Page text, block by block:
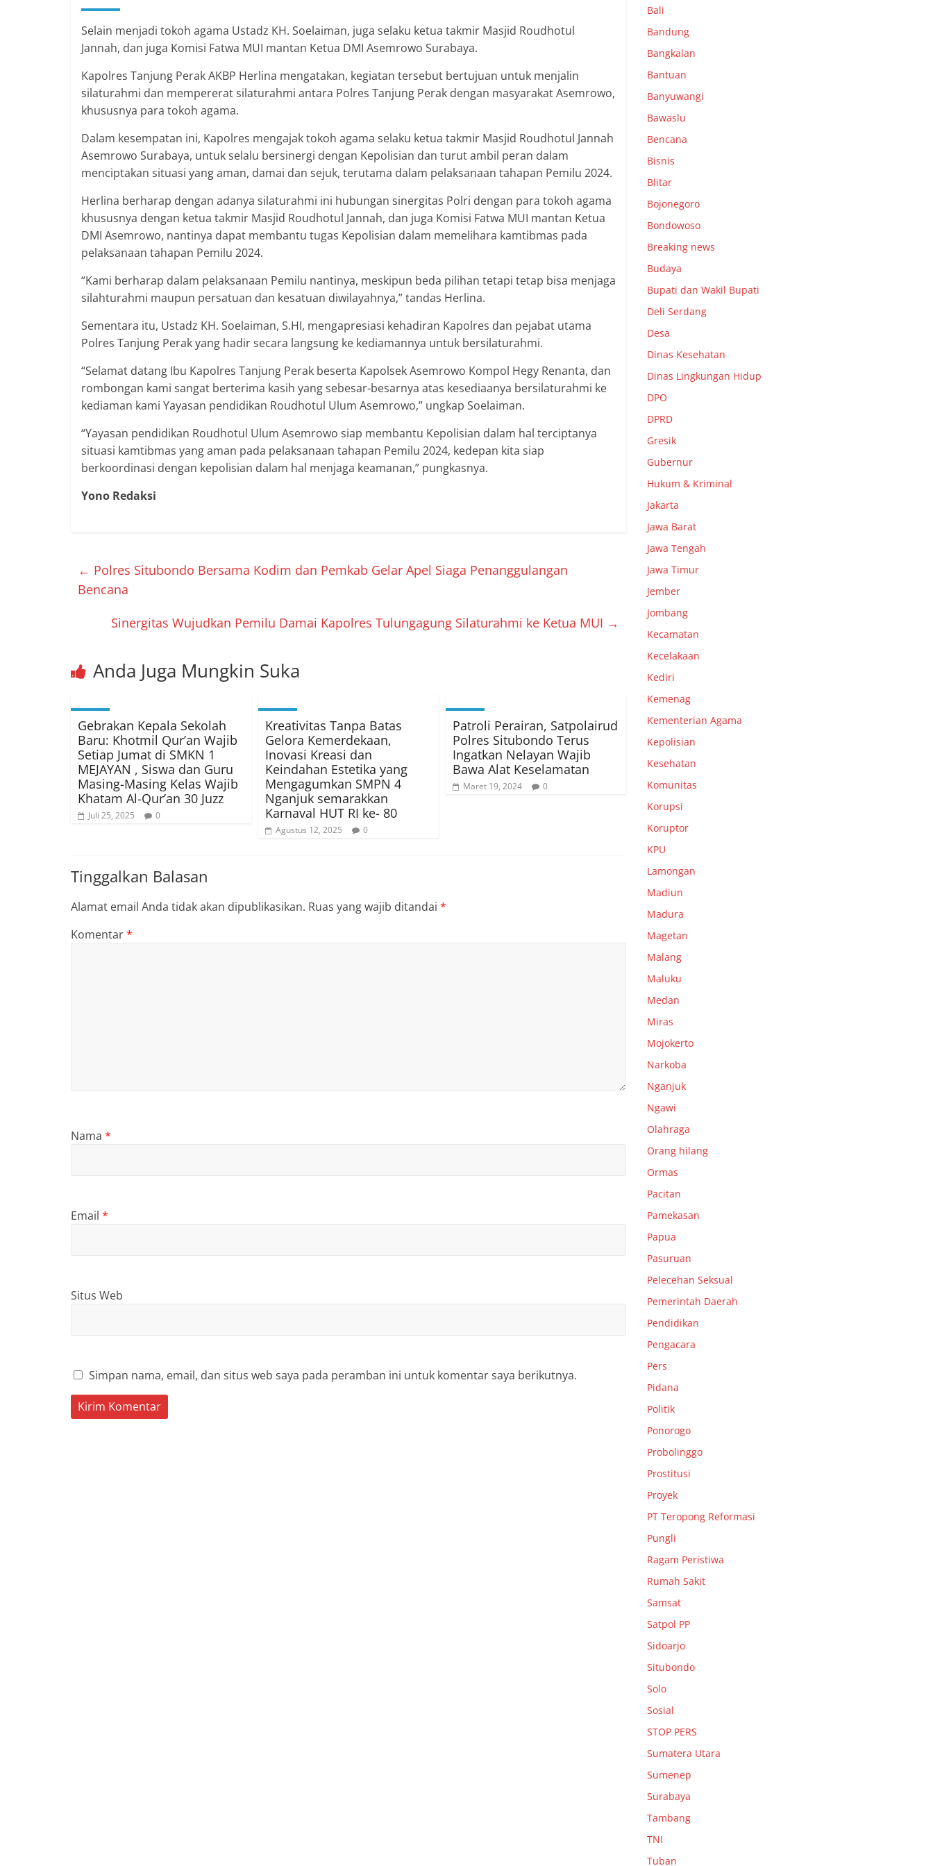
Selain menjadi tokoh agama Ustadz KH. Soelaiman, juga selaku ketua takmir Masjid Roudhotul
Jannah, dan juga Komisi Fatwa MUI mantan Ketua DMI Asemrowo Surabaya.
Kapolres Tanjung Perak AKBP Herlina mengatakan, kegiatan tersebut bertujuan untuk menjalin
silaturahmi dan mempererat silaturahmi antara Polres Tanjung Perak dengan masyarakat Asemrowo,
khususnya para tokoh agama.
Dalam kesempatan ini, Kapolres mengajak tokoh agama selaku ketua takmir Masjid Roudhotul Jannah
Asemrowo Surabaya, untuk selalu bersinergi dengan Kepolisian dan turut ambil peran dalam
menciptakan situasi yang aman, damai dan sejuk, terutama dalam pelaksanaan tahapan Pemilu 2024.
Herlina berharap dengan adanya silaturahmi ini hubungan sinergitas Polri dengan para tokoh agama
khususnya dengan ketua takmir Masjid Roudhotul Jannah, dan juga Komisi Fatwa MUI mantan Ketua
DMI Asemrowo, nantinya dapat membantu tugas Kepolisian dalam memelihara kamtibmas pada
pelaksanaan tahapan Pemilu 2024.
“Kami berharap dalam pelaksanaan Pemilu nantinya, meskipun beda pilihan tetapi tetap bisa menjaga
silahturahmi maupun persatuan dan kesatuan diwilayahnya,” tandas Herlina.
Sementara itu, Ustadz KH. Soelaiman, S.HI, mengapresiasi kehadiran Kapolres dan pejabat utama
Polres Tanjung Perak yang hadir secara langsung ke kediamannya untuk bersilaturahmi.
“Selamat datang Ibu Kapolres Tanjung Perak beserta Kapolsek Asemrowo Kompol Hegy Renanta, dan
rombongan kami sangat berterima kasih yang sebesar-besarnya atas kesediaanya bersilaturahmi ke
kediaman kami Yayasan pendidikan Roudhotul Ulum Asemrowo,” ungkap Soelaiman.
“Yayasan pendidikan Roudhotul Ulum Asemrowo siap membantu Kepolisian dalam hal terciptanya
situasi kamtibmas yang aman pada pelaksanaan tahapan Pemilu 2024, kedepan kita siap
berkoordinasi dengan kepolisian dalam hal menjaga keamanan,” pungkasnya.
Yono Redaksi
← Polres Situbondo Bersama Kodim dan Pemkab Gelar Apel Siaga Penanggulangan
Bencana
Sinergitas Wujudkan Pemilu Damai Kapolres Tulungagung Silaturahmi ke Ketua MUI →
Anda Juga Mungkin Suka
Gebrakan Kepala Sekolah
Baru: Khotmil Qur’an Wajib
Setiap Jumat di SMKN 1
MEJAYAN , Siswa dan Guru
Masing-Masing Kelas Wajib
Khatam Al-Qur’an 30 Juzz
Juli 25, 2025 0
Kreativitas Tanpa Batas
Gelora Kemerdekaan,
Inovasi Kreasi dan
Keindahan Estetika yang
Mengagumkan SMPN 4
Nganjuk semarakkan
Karnaval HUT RI ke- 80
Agustus 12, 2025 0
Patroli Perairan, Satpolairud
Polres Situbondo Terus
Ingatkan Nelayan Wajib
Bawa Alat Keselamatan
Maret 19, 2024 0
Tinggalkan Balasan
Alamat email Anda tidak akan dipublikasikan. Ruas yang wajib ditandai *
Komentar*
Nama *
Email *
Situs Web
Simpan nama, email, dan situs web saya pada peramban ini untuk komentar saya berikutnya.
Bali
Bandung
Bangkalan
Bantuan
Banyuwangi
Bawaslu
Bencana
Bisnis
Blitar
Bojonegoro
Bondowoso
Breaking news
Budaya
Bupati dan Wakil Bupati
Deli Serdang
Desa
Dinas Kesehatan
Dinas Lingkungan Hidup
DPO
DPRD
Gresik
Gubernur
Hukum & Kriminal
Jakarta
Jawa Barat
Jawa Tengah
Jawa Timur
Jember
Jombang
Kecamatan
Kecelakaan
Kediri
Kemenag
Kementerian Agama
Kepolisian
Kesehatan
Komunitas
Korupsi
Koruptor
KPU
Lamongan
Madiun
Madura
Magetan
Malang
Maluku
Medan
Miras
Mojokerto
Narkoba
Nganjuk
Ngawi
Olahraga
Orang hilang
Ormas
Pacitan
Pamekasan
Papua
Pasuruan
Pelecehan Seksual
Pemerintah Daerah
Pendidikan
Pengacara
Pers
Pidana
Politik
Ponorogo
Probolinggo
Prostitusi
Proyek
PT Teropong Reformasi
Pungli
Ragam Peristiwa
Rumah Sakit
Samsat
Satpol PP
Sidoarjo
Situbondo
Solo
Sosial
STOP PERS
Sumatera Utara
Sumenep
Surabaya
Tambang
TNI
Tuban